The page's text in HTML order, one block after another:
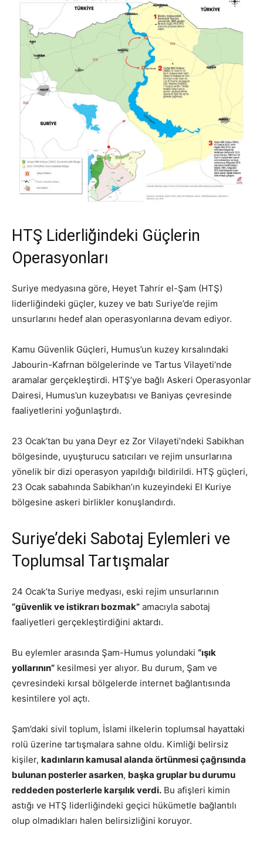
HTŞ Liderliğindeki Güçlerin
Operasyonları
Suriye medyasına göre, Heyet Tahrir el-Şam (HTŞ)
liderliğindeki güçler, kuzey ve batı Suriye’de rejim
unsurlarını hedef alan operasyonlarına devam ediyor.
Kamu Güvenlik Güçleri, Humus’un kuzey kırsalındaki
Jabourin-Kafrnan bölgelerinde ve Tartus Vilayeti’nde
aramalar gerçekleştirdi. HTŞ’ye bağlı Askeri Operasyonlar
Dairesi, Humus’un kuzeybatısı ve Baniyas çevresinde
faaliyetlerini yoğunlaştırdı.
23 Ocak’tan bu yana Deyr ez Zor Vilayeti’ndeki Sabikhan
bölgesinde, uyuşturucu satıcıları ve rejim unsurlarına
yönelik bir dizi operasyon yapıldığı bildirildi. HTŞ güçleri,
23 Ocak sabahında Sabikhan’ın kuzeyindeki El Kuriye
bölgesine askeri birlikler konuşlandırdı.
Suriye’deki Sabotaj Eylemleri ve
Toplumsal Tartışmalar
24 Ocak’ta Suriye medyası, eski rejim unsurlarının
“güvenlik ve istikrarı bozmak” amacıyla sabotaj
faaliyetleri gerçekleştirdiğini aktardı.
Bu eylemler arasında Şam-Humus yolundaki “ışık
yollarının” kesilmesi yer alıyor. Bu durum, Şam ve
çevresindeki kırsal bölgelerde internet bağlantısında
kesintilere yol açtı.
Şam’daki sivil toplum, İslami ilkelerin toplumsal hayattaki
rolü üzerine tartışmalara sahne oldu. Kimliği belirsiz
kişiler, kadınların kamusal alanda örtünmesi çağrısında
bulunan posterler asarken, başka gruplar bu durumu
reddeden posterlerle karşılık verdi. Bu afişleri kimin
astığı ve HTŞ liderliğindeki geçici hükümetle bağlantılı
olup olmadıkları halen belirsizliğini koruyor.